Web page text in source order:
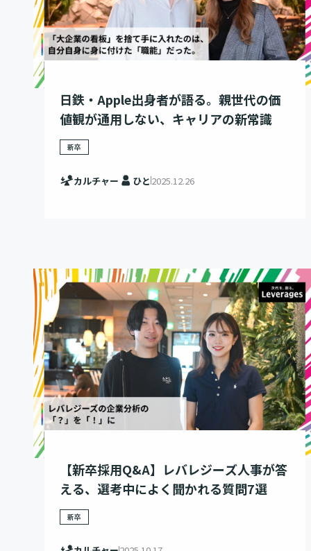
日鉄・Apple出身者が語る。親世代の価
値観が通用しない、キャリアの新常識
新卒
カルチャー ひと 2025.12.26
【新卒採用Q&A】レバレジーズ人事が答
える、選考中によく聞かれる質問7選
新卒